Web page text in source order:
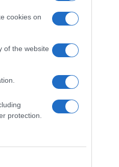
cookies on
of the website
protection.
de